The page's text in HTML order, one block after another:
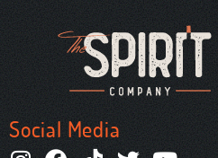
Social Media